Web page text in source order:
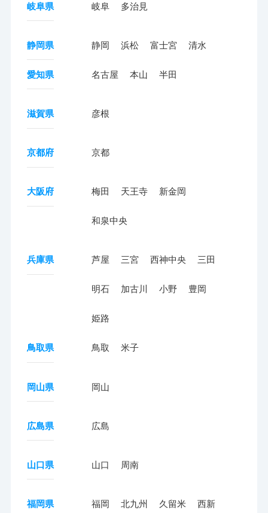
岐阜県 岐阜 多治見
静岡県 静岡 浜松 富士宮 清水
愛知県 名古屋 本山 半田
滋賀県 彦根
京都府 京都
大阪府 梅田 天王寺 新金岡
和泉中央
兵庫県 芦屋 三宮 西神中央 三田
明石 加古川 小野 豊岡
姫路
鳥取県 鳥取 米子
岡山県 岡山
広島県 広島
山口県 山口 周南
福岡県 福岡 北九州 久留米 西新